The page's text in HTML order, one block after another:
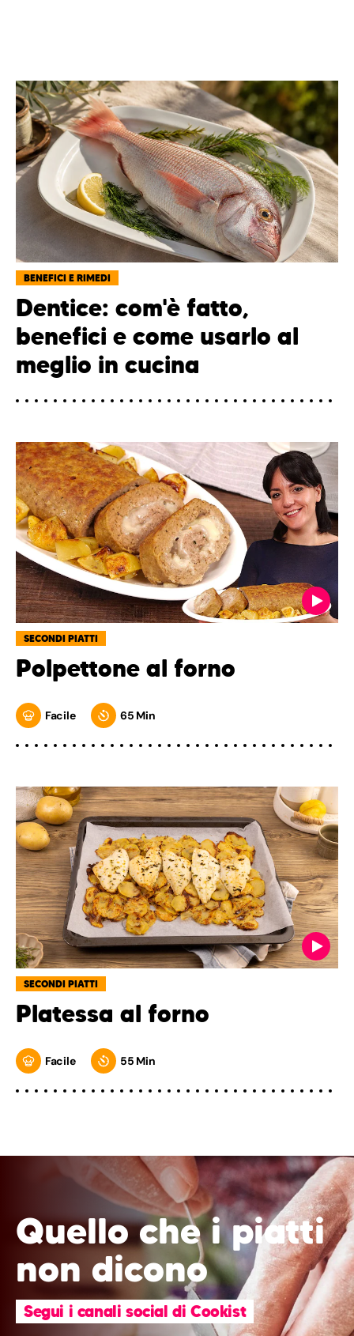
BENEFICI E RIMEDI
Dentice: com'è fatto,
benefici e come usarlo al
meglio in cucina
SECONDI PIATTI
Polpettone al forno
Facile 65 Min
SECONDI PIATTI
Platessa al forno
Facile 55 Min
Quello che i piatti
non dicono
Segui i canali social di Cookist